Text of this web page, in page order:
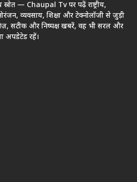
स्रोत — Chaupal Tv पर पढ़ें राष्ट्रीय,
व्यवसाय, शिक्षा और टेक्नोलॉजी से जुड़ी
सटीक और निष्पक्ष खबरें, वह भी सरल और
अपडेटेड रहें।